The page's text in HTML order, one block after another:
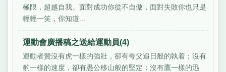
極限，超越自我。面對成功你從不自傲，面對失敗你也只是
輕輕一笑，你知道...
運動會廣播稿之送給運動員(4)
運動者贊沒有虎一樣的強壯，卻有夸父追日般的執着；沒有
豹一樣的速度，卻有愚公移山般的堅定；沒有鷹一樣的迅